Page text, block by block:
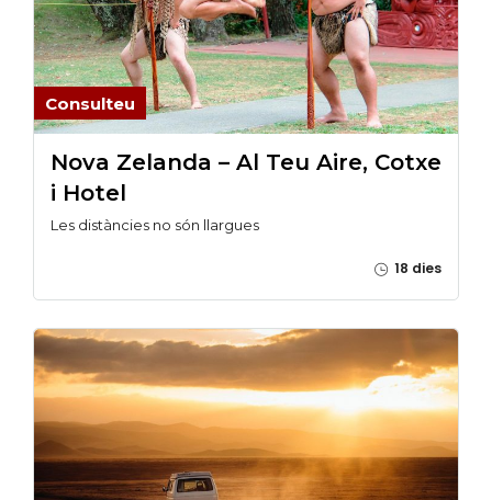
Consulteu
Nova Zelanda – Al Teu Aire, Cotxe
i Hotel
Les distàncies no són llargues
18 dies